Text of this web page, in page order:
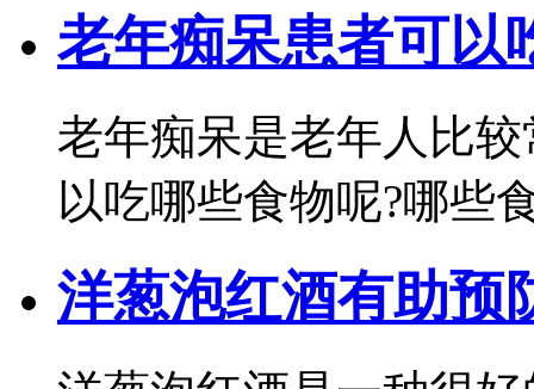
老年痴呆患者可以
老年痴呆是老年人比
以吃哪些食物呢?哪些
洋葱泡红酒有助预